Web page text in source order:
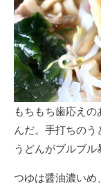
もちもち歯応え
んだ。手打ちの
うどんがブルブル
つゆは醤油濃いめ